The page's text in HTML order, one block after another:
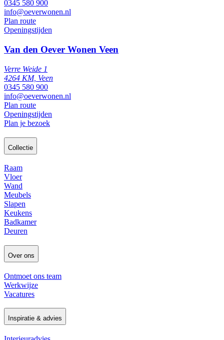
0345 580 900
info@oeverwonen.nl
Plan route
Openingstijden
Van den Oever Wonen Veen
Verre Weide 1
4264 KM, Veen
0345 580 900
info@oeverwonen.nl
Plan route
Openingstijden
Plan je bezoek
Collectie
Raam
Vloer
Wand
Meubels
Slapen
Keukens
Badkamer
Deuren
Over ons
Ontmoet ons team
Werkwijze
Vacatures
Inspiratie & advies